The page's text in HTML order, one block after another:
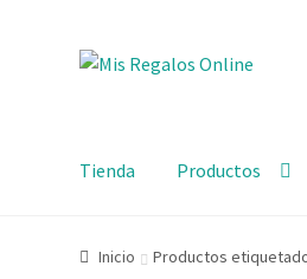
Tienda Productos
Inicio Productos